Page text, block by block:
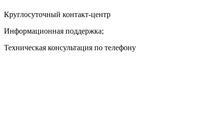
Круглосуточный контакт-центр
Информационная поддержка;
Техническая консультация по телефону